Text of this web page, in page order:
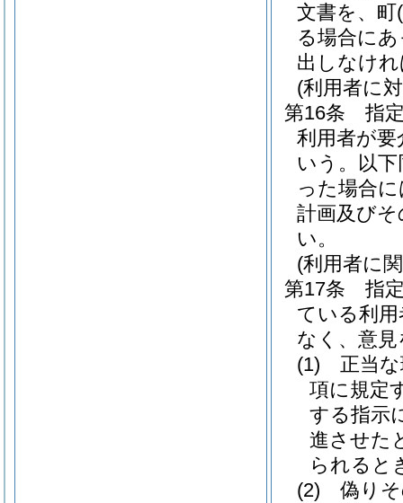
文書を、町
る場合に
出しなけ
(利用者に
第16条
指
利用者が要
いう。以下
った場合
計画及び
い。
(利用者に
第17条
指
ている利
なく、意
(1)
正当
項に規定
する指示
進させた
られると
(2)
偽り